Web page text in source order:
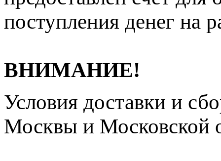
поступления денег на
ВНИМАНИЕ!
Условия доставки и
Москвы и Московской